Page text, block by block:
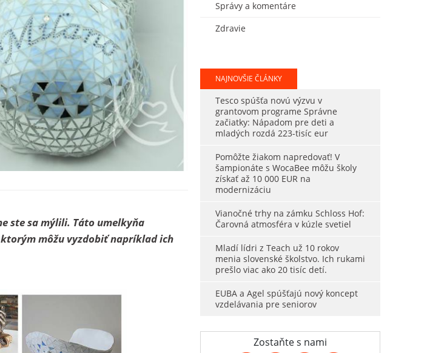
ste sa mýlili. Táto umelkyňa
môžu vyzdobiť napríklad ich
Správy a komentáre
Zdravie
NAJNOVŠIE ČLÁNKY
Tesco spúšťa novú výzvu v
grantovom programe Správne
začiatky: Nápadom pre deti a
mladých rozdá 223-tisíc eur
Pomôžte žiakom napredovať! V
šampionáte s WocaBee môžu školy
získať až 10 000 EUR na
modernizáciu
Vianočné trhy na zámku Schloss Hof:
Čarovná atmosféra v kúzle svetiel
Mladí lídri z Teach už 10 rokov
menia slovenské školstvo. Ich rukami
prešlo viac ako 20 tisíc detí.
EUBA a Agel spúšťajú nový koncept
vzdelávania pre seniorov
Zostaňte s nami